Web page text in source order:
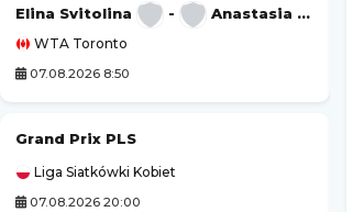
Elina Svitolina - Anastasia Potapova
WTA Toronto
07.08.2026 8:50
Grand Prix PLS
Liga Siatkówki Kobiet
07.08.2026 20:00